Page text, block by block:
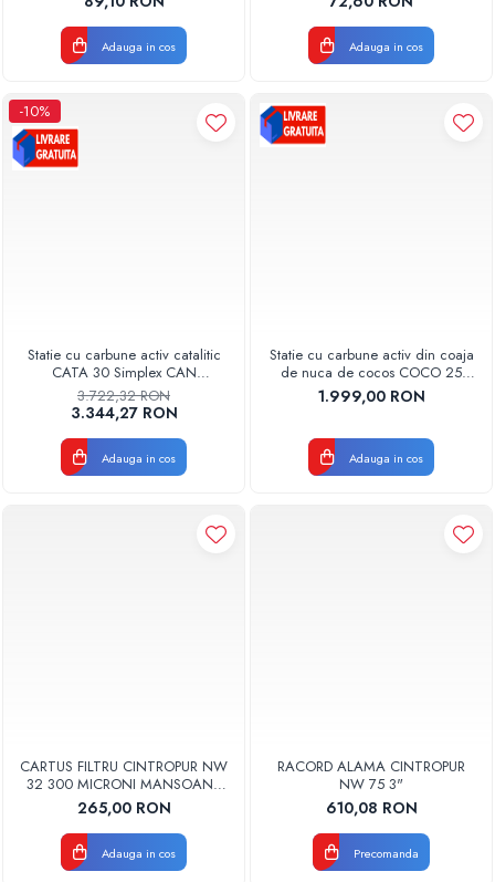
Pompe de caldura
Centrale peleti lemn
AQUA08810411000
Adauga in cos Adauga in cos
-10%
Statie cu carbune activ catalitic
CATA 30 Simplex CAN
Q=0,7MC/H Aquapur valhoh
valrom
3.722,32 RON
3.344,27 RON
Adauga in cos
Statie cu carbune activ din coaja
de nuca de cocos COCO 25
Simplex CAN Q=0.6MC/H
Aquapur Valhoh Valrom
1.999,00 RON
Adauga in cos
CARTUS FILTRU CINTROPUR NW
32 300 MICRONI MANSOANE
FILTRARE SET 5BUC
265,00 RON
Adauga in cos
RACORD ALAMA CINTROPUR
NW 75 3"
610,08 RON
Precomanda